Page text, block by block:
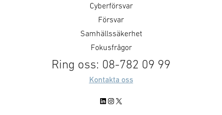
Cyberförsvar
Försvar
Samhällssäkerhet
Fokusfrågor
Ring oss: 08-782 09 99
Kontakta oss
LinkedIn
Instagram
X